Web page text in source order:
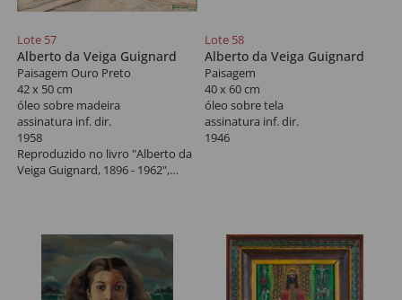
Lote 57
Alberto da Veiga Guignard
Paisagem Ouro Preto
42 x 50 cm
óleo sobre madeira
assinatura inf. dir.
1958
Reproduzido no livro "Alberto da
Veiga Guignard, 1896 - 1962",
Lote 58
Alberto da Veiga Guignard
Paisagem
40 x 60 cm
óleo sobre tela
assinatura inf. dir.
1946